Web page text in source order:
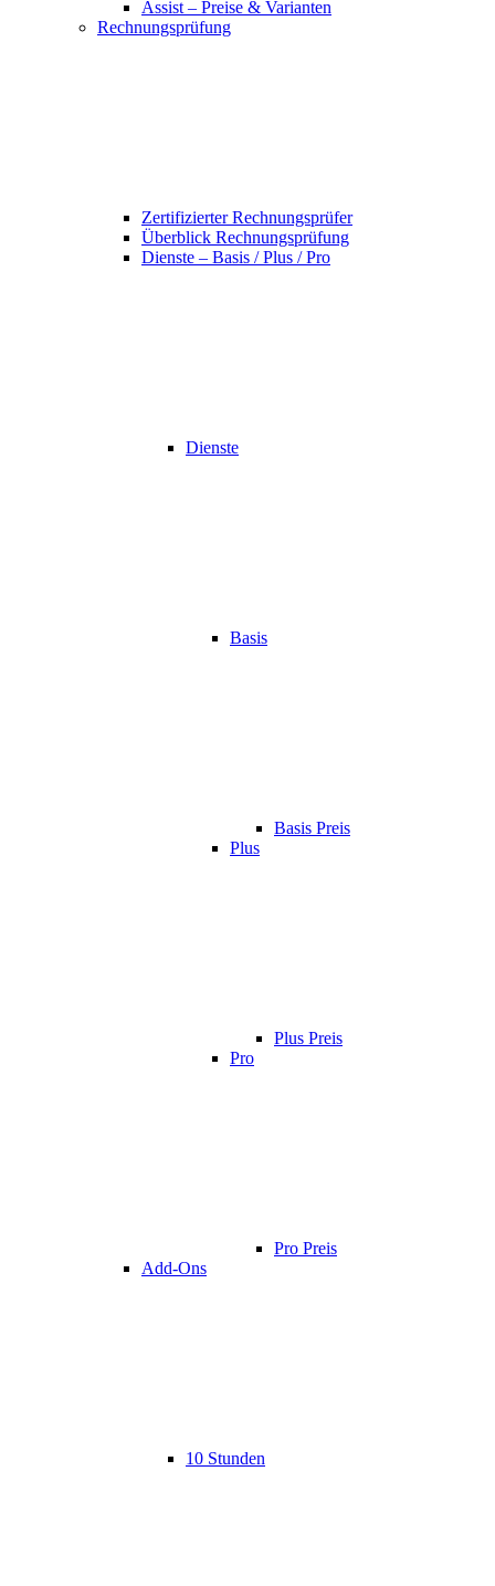
Assist – Preise & Varianten
Rechnungsprüfung
Zertifizierter Rechnungsprüfer
Überblick Rechnungsprüfung
Dienste – Basis / Plus / Pro
Dienste
Basis
Basis Preis
Plus
Plus Preis
Pro
Pro Preis
Add-Ons
10 Stunden